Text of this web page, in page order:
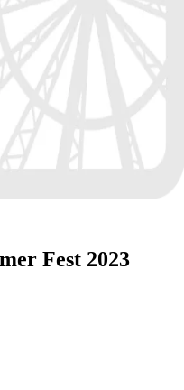
Fest 2023